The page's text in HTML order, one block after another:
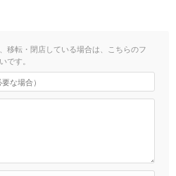
移転・閉店している場合は、こちらのフ
です。